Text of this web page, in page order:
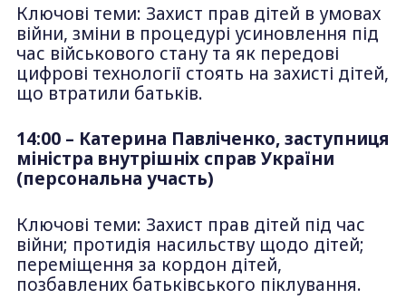
Ключові теми: Захист прав дітей в умовах
війни, зміни в процедурі усиновлення під
час військового стану та як передові
цифрові технології стоять на захисті дітей,
що втратили батьків.
14:00 – Катерина Павліченко, заступниця
міністра внутрішніх справ України
(персональна участь)
Ключові теми: Захист прав дітей під час
війни; протидія насильству щодо дітей;
переміщення за кордон дітей,
позбавлених батьківського піклування.